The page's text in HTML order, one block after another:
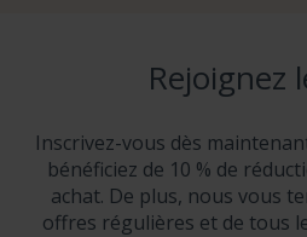
Rejoignez
Inscrivez-vous dès
bénéficiez de 10 % de
achat. De plus, nous vous
offres régulières et de tous